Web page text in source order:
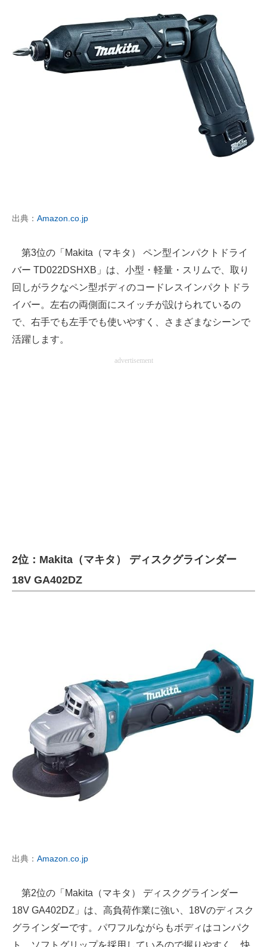
出典： Amazon.co.jp
第3位の「Makita（マキタ） ペン型インパクトドライ
バー TD022DSHXB」は、小型・軽量・スリムで、取り
回しがラクなペン型ボディのコードレスインパクトドラ
イバー。左右の両側面にスイッチが設けられているの
で、右手でも左手でも使いやすく、さまざまなシーンで
活躍します。
advertisement
2位：Makita（マキタ） ディスクグラインダー
18V GA402DZ
出典： Amazon.co.jp
第2位の「Makita（マキタ） ディスクグラインダー
18V GA402DZ」は、高負荷作業に強い、18Vのディスク
グラインダーです。パワフルながらもボディはコンパク